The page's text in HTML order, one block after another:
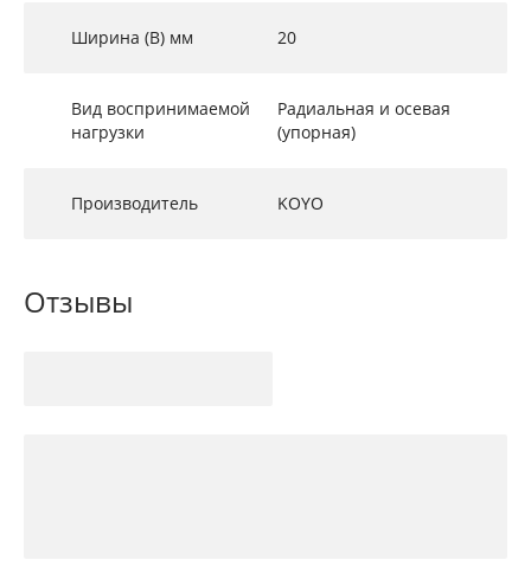
Ширина (B) мм 20
Вид воспринимаемой
нагрузки
Радиальная и осевая
(упорная)
Производитель KOYO
Отзывы